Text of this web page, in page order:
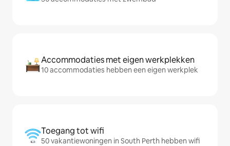
Accommodaties met eigen werkplekken
10 accommodaties hebben een eigen werkplek
Toegang tot wifi
50 vakantiewoningen in South Perth hebben wifi